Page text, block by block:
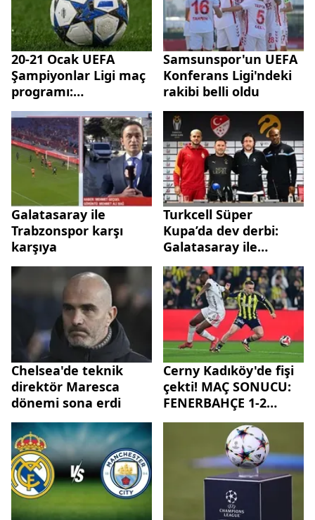
20-21 Ocak UEFA
Şampiyonlar Ligi maç
programı:
Galatasaray, Real
Madrid, Juventus…
Samsunspor'un UEFA
Konferans Ligi'ndeki
rakibi belli oldu
Galatasaray ile
Trabzonspor karşı
karşıya
Turkcell Süper
Kupa’da dev derbi:
Galatasaray ile
Trabzonspor karşı
karşıya
Chelsea'de teknik
direktör Maresca
dönemi sona erdi
Cerny Kadıköy'de fişi
çekti! MAÇ SONUCU:
FENERBAHÇE 1-2
BEŞİKTAŞ